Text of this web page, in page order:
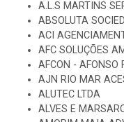
A.L.S MARTINS
ABSOLUTA
ACI
AFC SOLUÇÕES
AFCON - AFONSO
AJN RIO MAR
ALUTEC LTDA
ALVES E